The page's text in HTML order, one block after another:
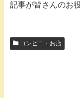
記事が皆さんのお
コンビニ・お店